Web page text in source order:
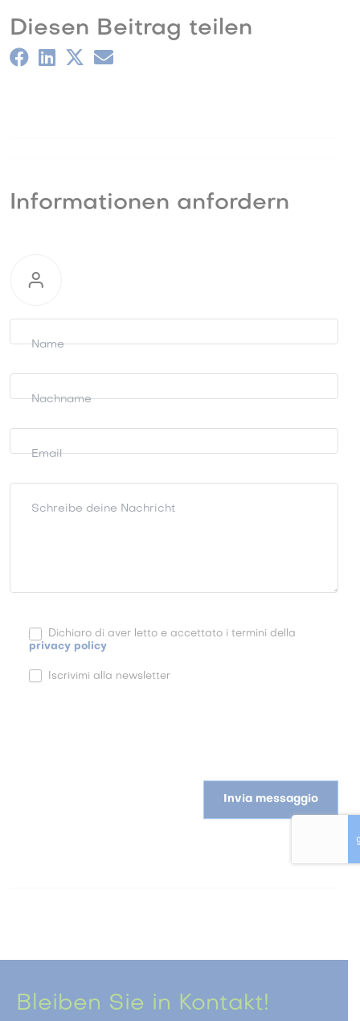
Diesen Beitrag teilen
Informationen anfordern
Informationen
anfordern
Name
Nachname
Email
Schreibe deine Nachricht
Dichiaro di aver letto e accettato i termini della
privacy policy
Iscrivimi alla newsletter
Invia messaggio
Bleiben Sie in Kontakt!